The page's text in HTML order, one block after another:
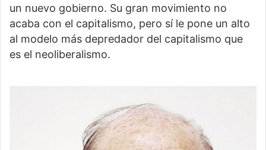
un nuevo gobierno. Su gran movimiento no
acaba con el capitalismo, pero sí le pone un alto
al modelo más depredador del capitalismo que
es el neoliberalismo.